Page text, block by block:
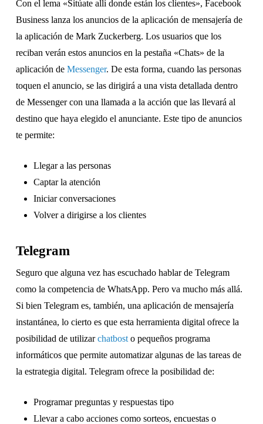
Con el lema «Sitúate allí donde están los clientes», Facebook
Business lanza los anuncios de la aplicación de mensajería de
la aplicación de Mark Zuckerberg. Los usuarios que los
reciban verán estos anuncios en la pestaña «Chats» de la
aplicación de Messenger. De esta forma, cuando las personas
toquen el anuncio, se las dirigirá a una vista detallada dentro
de Messenger con una llamada a la acción que las llevará al
destino que haya elegido el anunciante. Este tipo de anuncios
te permite:
Llegar a las personas
Captar la atención
Iniciar conversaciones
Volver a dirigirse a los clientes
Telegram
Seguro que alguna vez has escuchado hablar de Telegram
como la competencia de WhatsApp. Pero va mucho más allá.
Si bien Telegram es, también, una aplicación de mensajería
instantánea, lo cierto es que esta herramienta digital ofrece la
posibilidad de utilizarchatbost o pequeños programa
informáticos que permite automatizar algunas de las tareas de
la estrategia digital. Telegram ofrece la posibilidad de:
Programar preguntas y respuestas tipo
Llevar a cabo acciones como sorteos, encuestas o